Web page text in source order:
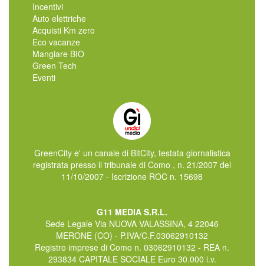
Incentivi
Auto elettriche
Acquisti Km zero
Eco vacanze
Mangiare BIO
Green Tech
Eventi
GreenCity e' un canale di BitCity, testata giornalistica
registrata presso il tribunale di Como , n. 21/2007 del
11/10/2007 - Iscrizione ROC n. 15698
G11 MEDIA S.R.L.
Sede Legale Via NUOVA VALASSINA, 4 22046
MERONE (CO) - P.IVA/C.F.03062910132
Registro imprese di Como n. 03062910132 - REA n.
293834 CAPITALE SOCIALE Euro 30.000 i.v.